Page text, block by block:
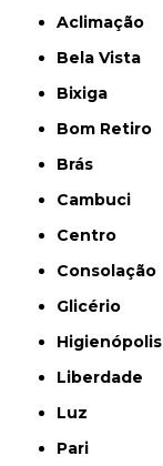
Aclimação
Bela Vista
Bixiga
Bom Retiro
Brás
Cambuci
Centro
Consolação
Glicério
Higienópolis
Liberdade
Luz
Pari